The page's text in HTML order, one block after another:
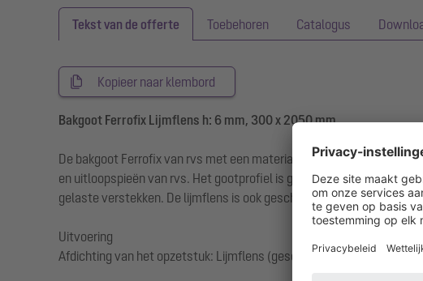
Tekst van de offerte Toebehoren Catalogus
Kopieer naar klembord
Bakgoot Ferrofix Lijmflens h: 6 mm, 300 x 2050 mm
De bakgoot Ferrofix van rvs met een materiaaldikte van 1,5 mm
en uitloopspieën van rvs. Het gootprofiel is geschikt voor dunne
gelaste verstekken. De lijmflens is ook geschikt voor het aansluiten
Uitvoering
Afdichting van het opzetstuk: Lijmflens (geschikt voor tegengaan